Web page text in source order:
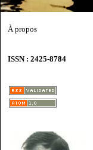
À propos
ISSN : 2425-8784